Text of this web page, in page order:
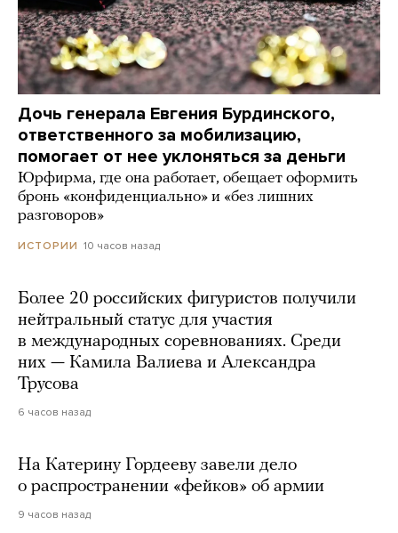
Дочь генерала Евгения Бурдинского,
ответственного за мобилизацию,
помогает от нее уклоняться за деньги
Юрфирма, где она работает, обещает оформить
бронь «конфиденциально» и «без лишних
разговоров»
ИСТОРИИ 10 часов назад
Более 20 российских фигуристов получили
нейтральный статус для участия
в международных соревнованиях. Среди
них — Камила Валиева и Александра
Трусова
6 часов назад
На Катерину Гордееву завели дело
о распространении «фейков» об армии
9 часов назад